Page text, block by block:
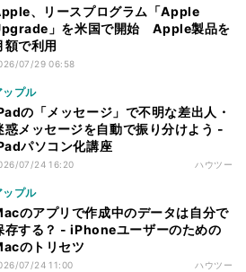
、リースプログラム「Apple
」を米国で開始 Apple製品を
額で利用
07/29 06:58
ップル
の「メッセージ」で不明な差出人・
惑メッセージを自動で振り分けよう -
パソコン化講座
07/24 16:20 ハウツー
ップル
のアプリで作成中のデータは自分で
存する？ - iPhoneユーザーのための
のトリセツ
07/24 11:00 ハウツー